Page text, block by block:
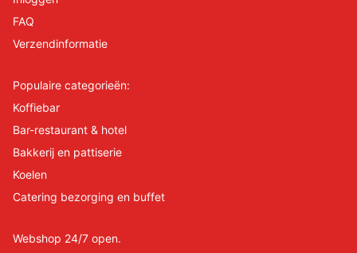
FAQ
Verzendinformatie
Populaire categorieën:
Koffiebar
Bar-restaurant & hotel
Bakkerij en pattiserie
Koelen
Catering bezorging en buffet
Webshop 24/7 open.